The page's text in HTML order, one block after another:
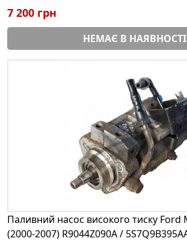
7 200 грн
НЕМАЄ В НАЯВНОСТІ
Паливний насос високого тиску Ford
(2000-2007) R9044Z090A /